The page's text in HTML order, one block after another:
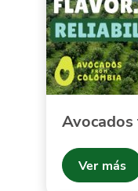
Ver más